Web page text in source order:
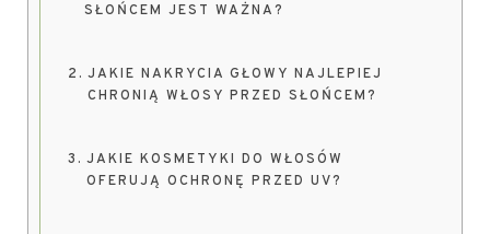
SŁOŃCEM JEST WAŻNA?
JAKIE NAKRYCIA GŁOWY NAJLEPIEJ
CHRONIĄ WŁOSY PRZED SŁOŃCEM?
JAKIE KOSMETYKI DO WŁOSÓW
OFERUJĄ OCHRONĘ PRZED UV?